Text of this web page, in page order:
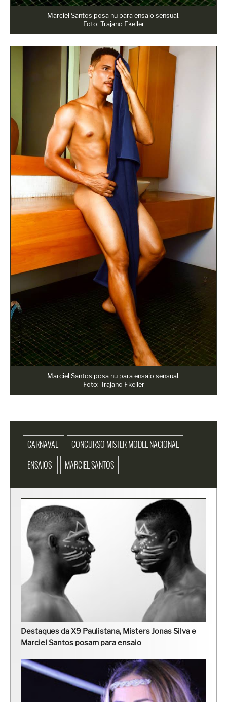
Marciel Santos posa nu para ensaio sensual.
Foto: Trajano Fkeller
Marciel Santos posa nu para ensaio sensual.
Foto: Trajano Fkeller
CARNAVAL
CONCURSO MISTER MODEL NACIONAL
ENSAIOS
MARCIEL SANTOS
Destaques da X9 Paulistana, Misters Jonas Silva e
Marciel Santos posam para ensaio